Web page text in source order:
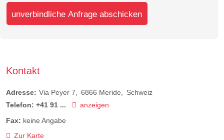
unverbindliche Anfrage abschicken
Kontakt
Adresse: Via Peyer 7 6866 Meride
Schweiz
Telefon: +41 91 ...
anzeigen
Fax: keine Angabe
Zur Karte